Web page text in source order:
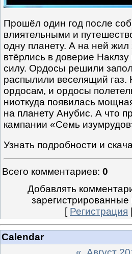
Прошёл один год после
влиятельными и
одну планету. А на ней
втёрлись в доверие
силу. Ордосы решили
распылили веселящий
ордосам, и ордосы
ниоткуда появилась
на планету Анубис. А что
кампании «Семь
Узнать подробности и
Всего комментариев: 0
Добавлять
зарегистрированные
[ Регистрация
Calendar